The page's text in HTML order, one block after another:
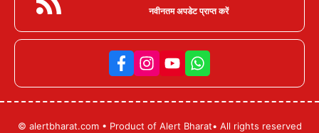
नवीनतम अपडेट प्राप्त करें
© alertbharat.com • Product of Alert Bharat• All rights reserved